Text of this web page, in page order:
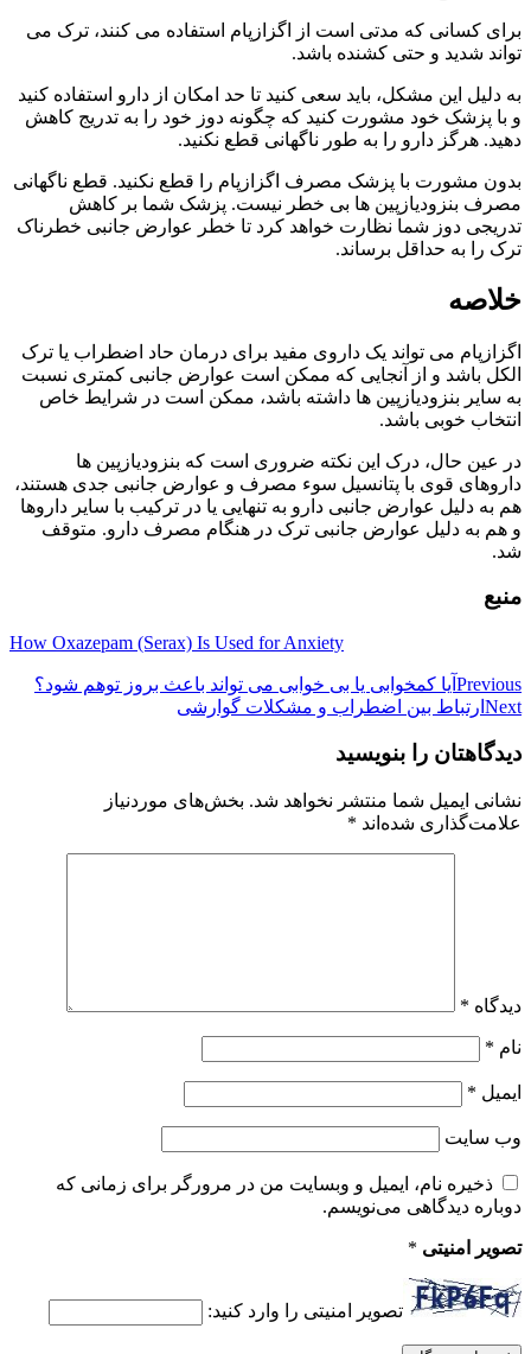
برای کسانی که مدتی است از اگزازپام استفاده می کنند، ترک می
تواند شدید و حتی کشنده باشد.
به دلیل این مشکل، باید سعی کنید تا حد امکان از دارو استفاده کنید
و با پزشک خود مشورت کنید که چگونه دوز خود را به تدریج کاهش
دهید. هرگز دارو را به طور ناگهانی قطع نکنید.
بدون مشورت با پزشک مصرف اگزازپام را قطع نکنید. قطع ناگهانی
مصرف بنزودیازپین ها بی خطر نیست. پزشک شما بر کاهش
تدریجی دوز شما نظارت خواهد کرد تا خطر عوارض جانبی خطرناک
ترک را به حداقل برساند.
خلاصه
اگزازپام می تواند یک داروی مفید برای درمان حاد اضطراب یا ترک
الکل باشد و از آنجایی که ممکن است عوارض جانبی کمتری نسبت
به سایر بنزودیازپین ها داشته باشد، ممکن است در شرایط خاص
انتخاب خوبی باشد.
در عین حال، درک این نکته ضروری است که بنزودیازپین ها
داروهای قوی با پتانسیل سوء مصرف و عوارض جانبی جدی هستند،
هم به دلیل عوارض جانبی دارو به تنهایی یا در ترکیب با سایر داروها
و هم به دلیل عوارض جانبی ترک در هنگام مصرف دارو. متوقف
شد.
منبع
How Oxazepam (Serax) Is Used for Anxiety
راهبری
نوشته
Previous آیا کمخوابی یا بی خوابی می تواند باعث بروز توهم شود؟
Next ارتباط بین اضطراب و مشکلات گوارشی
دیدگاهتان را بنویسید
نشانی ایمیل شما منتشر نخواهد شد. بخش‌های موردنیاز
علامت‌گذاری شده‌اند *
دیدگاه *
نام *
ایمیل *
وب‌ سایت
ذخیره نام، ایمیل و وبسایت من در مرورگر برای زمانی که
دوباره دیدگاهی می‌نویسم.
تصویر امنیتی *
تصویر امنیتی را وارد کنید: